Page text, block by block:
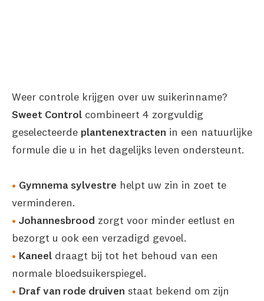
Weer controle krijgen over uw suikerinname?
Sweet Control combineert 4 zorgvuldig
geselecteerde plantenextracten in een natuurlijke
formule die u in het dagelijks leven ondersteunt.
Gymnema sylvestre helpt uw zin in zoet te
verminderen.
Johannesbrood zorgt voor minder eetlust en
bezorgt u ook een verzadigd gevoel.
Kaneel draagt bij tot het behoud van een
normale bloedsuikerspiegel.
Draf van rode druiven staat bekend om zijn